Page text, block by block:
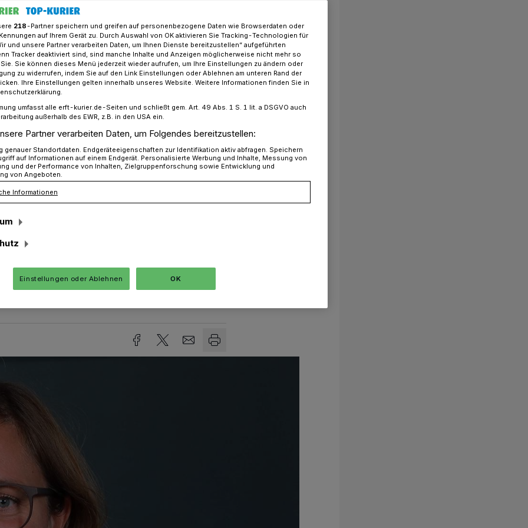
Klein vom Kreisjugendamt beim Talk
SPD Jüchen
das
vor
des Kreisjugendamts steht im
auf dem Roten Sofa“: Am Dienstag,
Marion Klein in den „Roten
Odenkirchener Straße 26.
218-Partner speichern und greifen auf personenbezogene Daten wie Browserdaten oder
auf Ihrem Gerät zu. Durch Auswahl von OK aktivieren Sie Tracking-Technologien für
und unsere Partner verarbeiten Daten, um Ihnen Dienste bereitzustellen“ aufgeführten
Tracker deaktiviert sind, sind manche Inhalte und Anzeigen möglicherweise nicht mehr so
Sie können dieses Menü jederzeit wieder aufrufen, um Ihre Einstellungen zu ändern oder
zu widerrufen, indem Sie auf den Link Einstellungen oder Ablehnen am unteren Rand der
Ihre Einstellungen gelten innerhalb unseres Website. Weitere Informationen finden Sie in
umfasst alle erft-kurier.de-Seiten und schließt gem. Art. 49 Abs. 1 S. 1 lit. a DSGVO auch
außerhalb des EWR, z.B. in den USA ein.
Partner verarbeiten Daten, um Folgendes bereitzustellen:
genauer Standortdaten. Endgeräteeigenschaften zur Identifikation aktiv abfragen. Speichern
auf Informationen auf einem Endgerät. Personalisierte Werbung und Inhalte, Messung von
und der Performance von Inhalten, Zielgruppenforschung sowie Entwicklung und
von Angeboten.
Informationen
Einstellungen oder Ablehnen OK